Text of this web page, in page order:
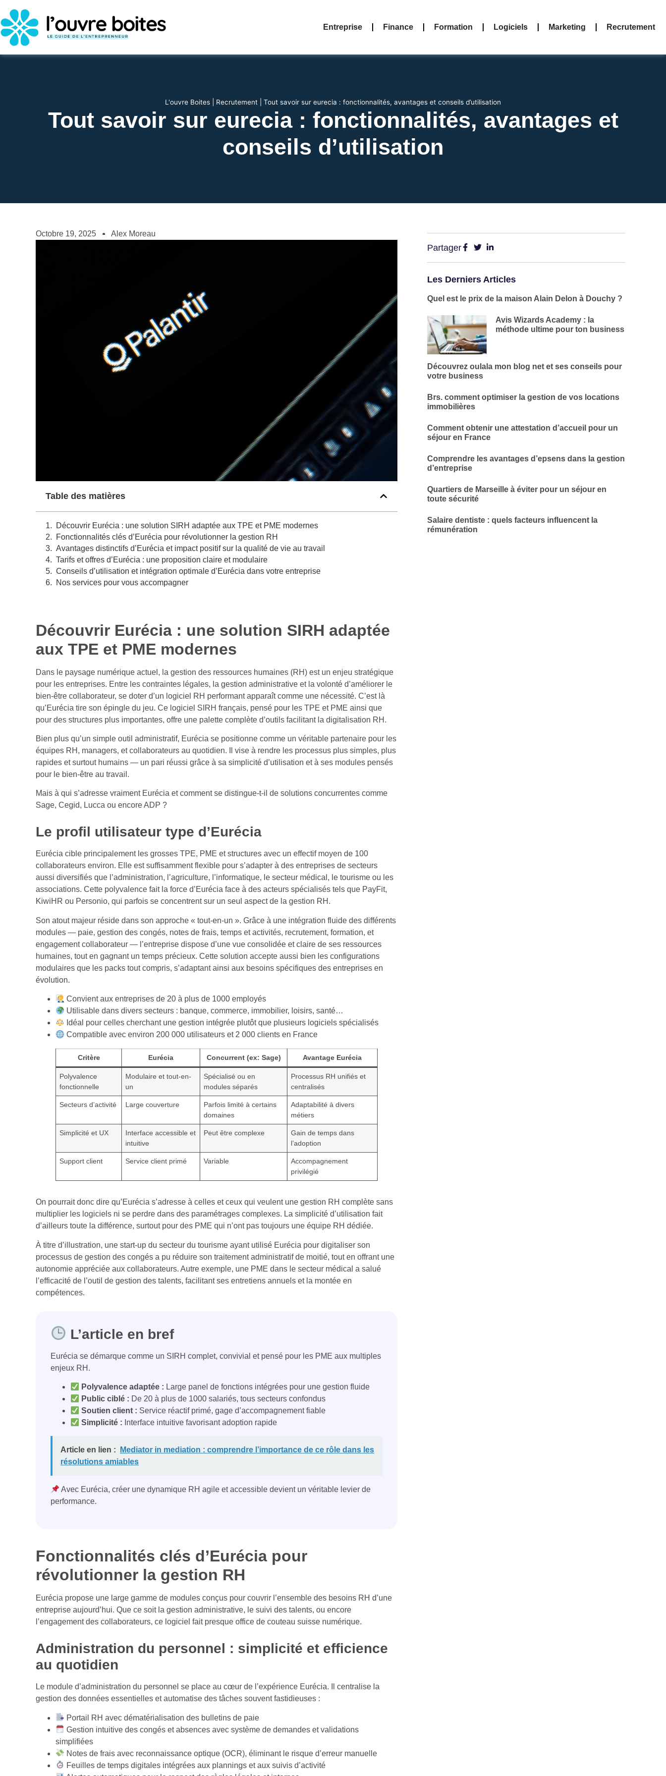
Entreprise Finance Formation Logiciels Marketing Recrutement
L'ouvre Boites Recrutement Tout savoir sur eurecia : fonctionnalités, avantages et conseils d’utilisation
Tout savoir sur eurecia : fonctionnalités, avantages et
conseils d’utilisation
Octobre 19, 2025 Alex Moreau
Table des matières
Découvrir Eurécia : une solution SIRH adaptée aux TPE et PME modernes
Fonctionnalités clés d’Eurécia pour révolutionner la gestion RH
Avantages distinctifs d’Eurécia et impact positif sur la qualité de vie au travail
Tarifs et offres d’Eurécia : une proposition claire et modulaire
Conseils d’utilisation et intégration optimale d’Eurécia dans votre entreprise
Nos services pour vous accompagner
Découvrir Eurécia : une solution SIRH adaptée
aux TPE et PME modernes
Dans le paysage numérique actuel, la gestion des ressources humaines (RH) est un enjeu stratégique
pour les entreprises. Entre les contraintes légales, la gestion administrative et la volonté d’améliorer le
bien-être collaborateur, se doter d’un logiciel RH performant apparaît comme une nécessité. C’est là
qu’Eurécia tire son épingle du jeu. Ce logiciel SIRH français, pensé pour les TPE et PME ainsi que
pour des structures plus importantes, offre une palette complète d’outils facilitant la digitalisation RH.
Bien plus qu’un simple outil administratif, Eurécia se positionne comme un véritable partenaire pour les
équipes RH, managers, et collaborateurs au quotidien. Il vise à rendre les processus plus simples, plus
rapides et surtout humains — un pari réussi grâce à sa simplicité d’utilisation et à ses modules pensés
pour le bien-être au travail.
Mais à qui s’adresse vraiment Eurécia et comment se distingue-t-il de solutions concurrentes comme
Sage, Cegid, Lucca ou encore ADP ?
Le profil utilisateur type d’Eurécia
Eurécia cible principalement les grosses TPE, PME et structures avec un effectif moyen de 100
collaborateurs environ. Elle est suffisamment flexible pour s’adapter à des entreprises de secteurs
aussi diversifiés que l’administration, l’agriculture, l’informatique, le secteur médical, le tourisme ou les
associations. Cette polyvalence fait la force d’Eurécia face à des acteurs spécialisés tels que PayFit,
KiwiHR ou Personio, qui parfois se concentrent sur un seul aspect de la gestion RH.
Son atout majeur réside dans son approche « tout-en-un ». Grâce à une intégration fluide des différents
modules — paie, gestion des congés, notes de frais, temps et activités, recrutement, formation, et
engagement collaborateur — l’entreprise dispose d’une vue consolidée et claire de ses ressources
humaines, tout en gagnant un temps précieux. Cette solution accepte aussi bien les configurations
modulaires que les packs tout compris, s’adaptant ainsi aux besoins spécifiques des entreprises en
évolution.
Convient aux entreprises de 20 à plus de 1000 employés
Utilisable dans divers secteurs : banque, commerce, immobilier, loisirs, santé…
Idéal pour celles cherchant une gestion intégrée plutôt que plusieurs logiciels spécialisés
Compatible avec environ 200 000 utilisateurs et 2 000 clients en France
Critère Eurécia Concurrent (ex: Sage) Avantage Eurécia
Polyvalence
fonctionnelle
Modulaire et tout-en-
un
Spécialisé ou en
modules séparés
Processus RH unifiés et
centralisés
Secteurs d’activité Large couverture
Parfois limité à certains
domaines
Adaptabilité à divers
métiers
Simplicité et UX
Interface accessible et
intuitive
Peut être complexe
Gain de temps dans
l’adoption
Support client Service client primé Variable
Accompagnement
privilégié
On pourrait donc dire qu’Eurécia s’adresse à celles et ceux qui veulent une gestion RH complète sans
multiplier les logiciels ni se perdre dans des paramétrages complexes. La simplicité d’utilisation fait
d’ailleurs toute la différence, surtout pour des PME qui n’ont pas toujours une équipe RH dédiée.
À titre d’illustration, une start-up du secteur du tourisme ayant utilisé Eurécia pour digitaliser son
processus de gestion des congés a pu réduire son traitement administratif de moitié, tout en offrant une
autonomie appréciée aux collaborateurs. Autre exemple, une PME dans le secteur médical a salué
l’efficacité de l’outil de gestion des talents, facilitant ses entretiens annuels et la montée en
compétences.
L’article en bref
Eurécia se démarque comme un SIRH complet, convivial et pensé pour les PME aux multiples
enjeux RH.
Polyvalence adaptée : Large panel de fonctions intégrées pour une gestion fluide
Public ciblé : De 20 à plus de 1000 salariés, tous secteurs confondus
Soutien client : Service réactif primé, gage d’accompagnement fiable
Simplicité : Interface intuitive favorisant adoption rapide
Article en lien :
Mediator in mediation : comprendre l’importance de ce rôle dans les
résolutions amiables
Avec Eurécia, créer une dynamique RH agile et accessible devient un véritable levier de
performance.
Fonctionnalités clés d’Eurécia pour
révolutionner la gestion RH
Eurécia propose une large gamme de modules conçus pour couvrir l’ensemble des besoins RH d’une
entreprise aujourd’hui. Que ce soit la gestion administrative, le suivi des talents, ou encore
l’engagement des collaborateurs, ce logiciel fait presque office de couteau suisse numérique.
Administration du personnel : simplicité et efficience
au quotidien
Le module d’administration du personnel se place au cœur de l’expérience Eurécia. Il centralise la
gestion des données essentielles et automatise des tâches souvent fastidieuses :
Portail RH avec dématérialisation des bulletins de paie
Gestion intuitive des congés et absences avec système de demandes et validations
simplifiées
Notes de frais avec reconnaissance optique (OCR), éliminant le risque d’erreur manuelle
Feuilles de temps digitales intégrées aux plannings et aux suivis d’activité
Partager
Les Derniers Articles
Quel est le prix de la maison Alain Delon à Douchy ?
Avis Wizards Academy : la
méthode ultime pour ton business
Découvrez oulala mon blog net et ses conseils pour
votre business
Brs. comment optimiser la gestion de vos locations
immobilières
Comment obtenir une attestation d’accueil pour un
séjour en France
Comprendre les avantages d’epsens dans la gestion
d’entreprise
Quartiers de Marseille à éviter pour un séjour en
toute sécurité
Salaire dentiste : quels facteurs influencent la
rémunération